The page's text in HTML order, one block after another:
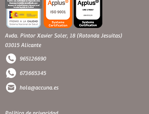
Avda. Pintor Xavier Soler, 18 (Rotonda Jesuitas)
03015 Alicante
965126690
673665345
hola@accuna.es